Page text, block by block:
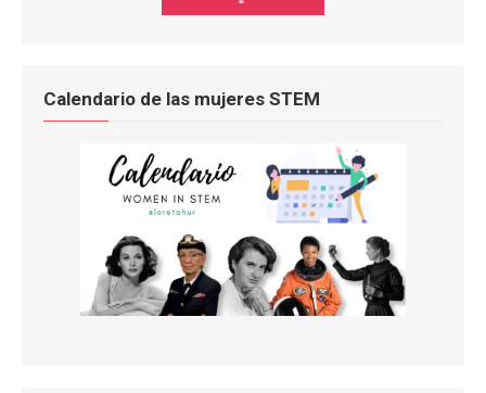
Calendario de las mujeres STEM